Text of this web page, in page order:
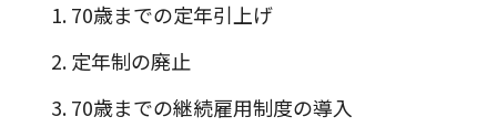
70歳までの定年引上げ
定年制の廃止
70歳までの継続雇用制度の導入